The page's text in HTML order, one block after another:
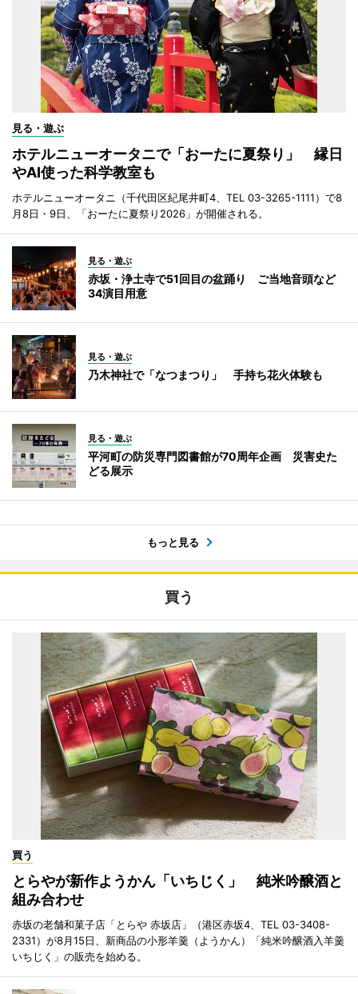
見る・遊ぶ
ホテルニューオータニで「おーたに夏祭り」 縁日
やAI使った科学教室も
ホテルニューオータニ（千代田区紀尾井町4、TEL 03-3265-1111）で8
月8日・9日、「おーたに夏祭り2026」が開催される。
見る・遊ぶ
赤坂・浄土寺で51回目の盆踊り ご当地音頭など
34演目用意
見る・遊ぶ
乃木神社で「なつまつり」 手持ち花火体験も
見る・遊ぶ
平河町の防災専門図書館が70周年企画 災害史た
どる展示
もっと見る
買う
買う
とらやが新作ようかん「いちじく」 純米吟醸酒と
組み合わせ
赤坂の老舗和菓子店「とらや 赤坂店」（港区赤坂4、TEL 03-3408-
2331）が8月15日、新商品の小形羊羹（ようかん）「純米吟醸酒入羊羹
いちじく」の販売を始める。